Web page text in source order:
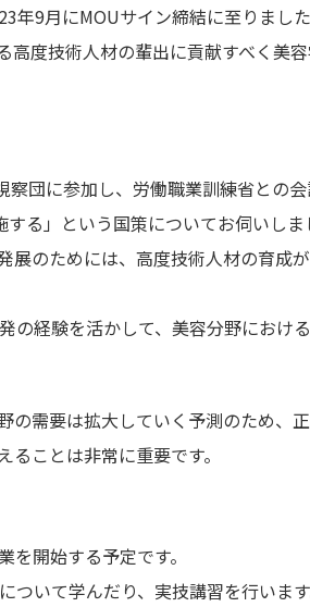
年9月にMOUサイン締結に至りました
度技術人材の輩出に貢献すべく美
団に参加し、労働職業訓練省との
る」という国策についてお伺いしま
のためには、高度技術人材の育成
の経験を活かして、美容分野におけ
需要は拡大していく予測のため、
ことは非常に重要です。
開始する予定です。
いて学んだり、実技講習を行います